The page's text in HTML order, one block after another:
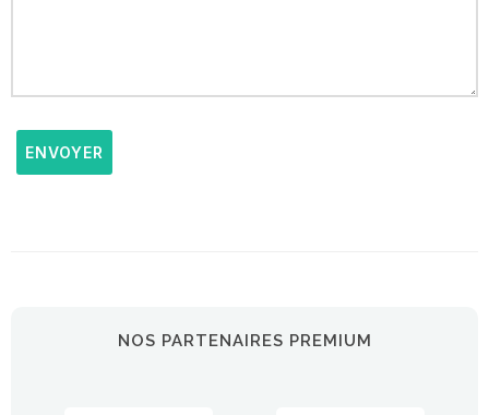
ENVOYER
NOS PARTENAIRES PREMIUM